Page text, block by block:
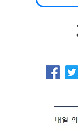
고객센터